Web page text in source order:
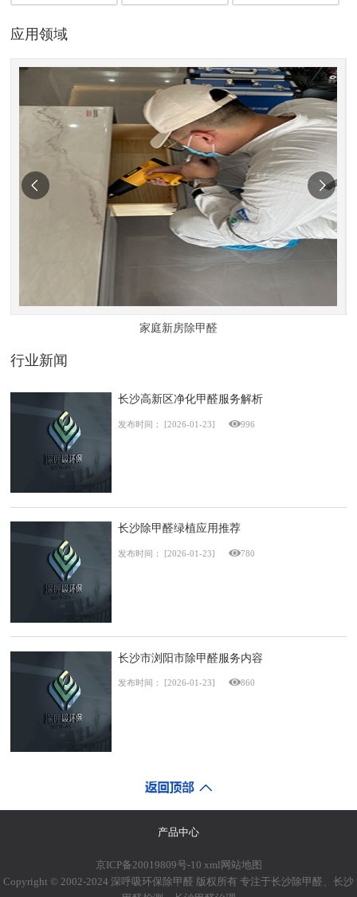
应用领域
家庭新房除甲醛
行业新闻
长沙高新区净化甲醛服务解析
发布时间： [2026-01-23] 996
长沙除甲醛绿植应用推荐
发布时间： [2026-01-23] 780
长沙市浏阳市除甲醛服务内容
发布时间： [2026-01-23] 860
产品中心
京ICP备20019809号-10 xml网站地图
Copyright © 2002-2024 深呼吸环保除甲醛 版权所有 专注于长沙除甲醛、长沙